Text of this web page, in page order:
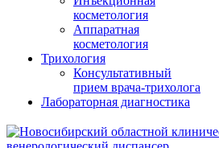
косметология
Аппаратная
косметология
Трихология
Консультативный
прием врача-трихолога
Лабораторная диагностика